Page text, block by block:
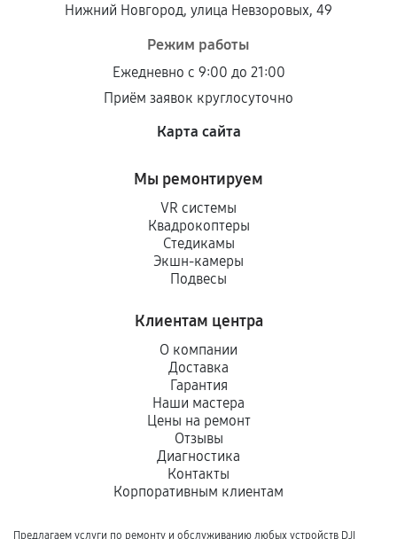
Нижний Новгород, улица Невзоровых, 49
Режим работы
Ежедневно с 9:00 до 21:00
Приём заявок круглосуточно
Карта сайта
Мы ремонтируем
VR системы
Квадрокоптеры
Стедикамы
Экшн-камеры
Подвесы
Клиентам центра
О компании
Доставка
Гарантия
Наши мастера
Цены на ремонт
Отзывы
Диагностика
Контакты
Корпоративным клиентам
Предлагаем услуги по ремонту и обслуживанию любых устройств DJI